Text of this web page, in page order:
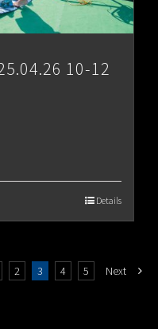
10-12
Details
2 3 4 5 Next